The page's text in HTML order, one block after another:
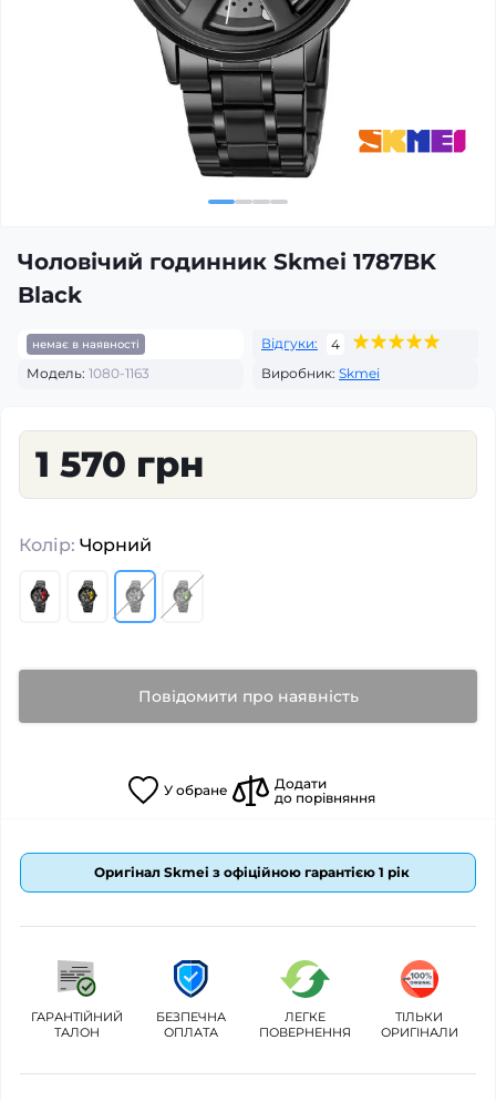
Чоловічий годинник Skmei 1787BK
Black
немає в наявності Відгуки:
4
Модель: 1080-1163 Виробник: Skmei
1 570 грн
Колір: Чорний
Повідомити про наявність
У обране
Додати
до порівняння
Оригінал Skmei з офіційною гарантією 1 рік
ГАРАНТІЙНИЙ
ТАЛОН
БЕЗПЕЧНА
ОПЛАТА
ЛЕГКЕ
ПОВЕРНЕННЯ
ТІЛЬКИ
ОРИГІНАЛИ